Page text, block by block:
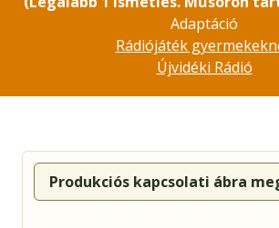
Adaptáció
Rádiójáték
Újvidéki Rádió
Produkciós kapcsolati ábra